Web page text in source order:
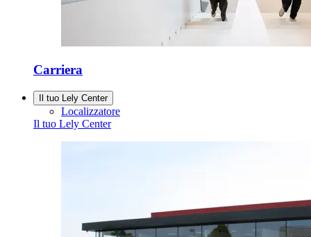
Carriera
Il tuo Lely Center
Localizzatore
Il tuo Lely Center